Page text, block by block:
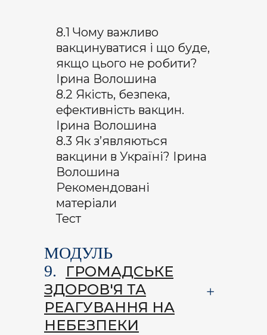
8.1 Чому важливо
вакцинуватися і що буде,
якщо цього не робити?
Ірина Волошина
8.2 Якість, безпека,
ефективність вакцин.
Ірина Волошина
8.3 Як з’являються
вакцини в Україні? Ірина
Волошина
Рекомендовані
матеріали
Тест
МОДУЛЬ
9.
ГРОМАДСЬКЕ
ЗДОРОВ'Я ТА
РЕАГУВАННЯ НА
НЕБЕЗПЕКИ